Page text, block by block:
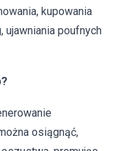
kupowania
ujawniania poufnych
osiągnąć,